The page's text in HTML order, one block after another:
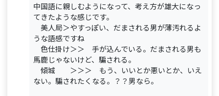
中国語に親しむようになって、考え方が雄大になっ
てきたような感じです。
美人局＞やすっぽい、だまされる男が薄汚れるよ
うな語感ですね
色仕掛け＞＞ 手が込んでいる。だまされる男も
馬鹿じゃないけど、騙される。
傾城 ＞＞＞ もう、いいとか悪いとか、いえ
ない。騙されたくなる。？？男なら。